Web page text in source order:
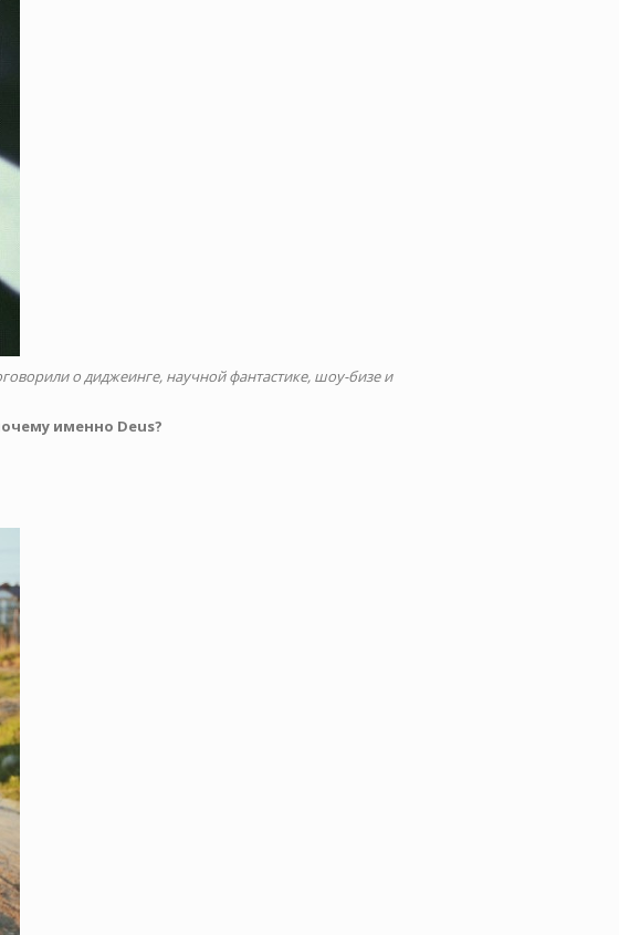
о диджеинге, научной фантастике, шоу-бизе и
именно Deus?